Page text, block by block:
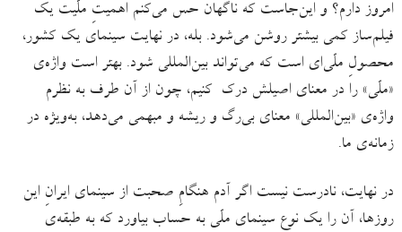
امروز دارم؟ و این‌جاست که ناگهان حس می‌کنم اهمیتِ ملّیت یک
فیلم‌ساز کمی بیشتر روشن می‌شود. بله، در نهایت سینمای یک کشور،
محصولِ ملّی‌ای است که می‌تواند بین‌المللی شود. بهتر است واژه‌ی
«ملّی» را در معنای اصیلش درک کنیم، چون از آن طرف به نظرم
واژه‌ی «بین‌المللی» معنای بی‌رگ ‌و ‌ریشه و مبهمی می‌دهد، به‌ویژه در
زمانه‌ی ما.
در نهایت، نادرست نیست اگر آدم هنگامِ صحبت از سینمای ایرانِ این
روزها، آن را یک نوع سینمای ملّی به حساب بیاورد که به طبقه‌ی